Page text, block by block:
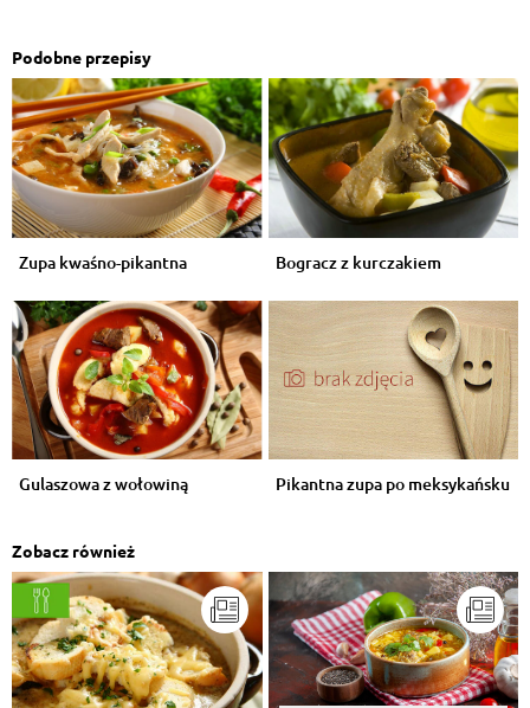
Podobne przepisy
Zupa kwaśno-pikantna Bogracz z kurczakiem
Gulaszowa z wołowiną Pikantna zupa po meksykańsku
Zobacz również